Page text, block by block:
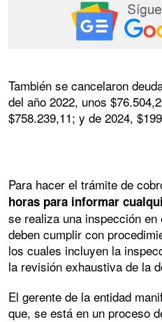
También se cancelaron
del año 2022, unos
$758.239,11; y de 2024,
Para hacer el trámite de
horas para informar
se realiza una inspección
deben cumplir con
los cuales incluyen la
la revisión exhaustiva de la
El gerente de la entidad
que, se está en un proceso